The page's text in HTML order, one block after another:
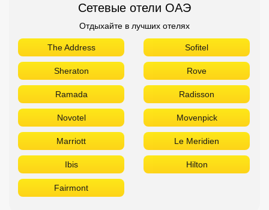
Сетевые отели ОАЭ
Отдыхайте в лучших отелях
The Address Sofitel
Sheraton Rove
Ramada Radisson
Novotel Movenpick
Marriott Le Meridien
Ibis Hilton
Fairmont